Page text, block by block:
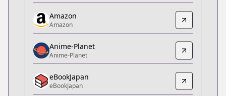
https://mangadex.org/title/9c5d8dd6-4dce-4f07-
Amazon
Amazon
https://www.amazon.co.jp/dp/B0755SZ9Q6
Anime-Planet
Anime-Planet
https://www.anime-planet.com/manga/high-
eBookJapan
Amazon
Amazon
Anime-Planet
Anime-Planet
eBookJapan
eBookJapan